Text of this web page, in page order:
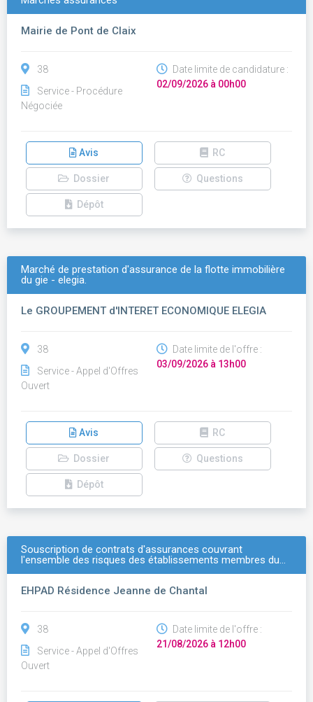
Mairie de Pont de Claix
38
Service - Procédure
Négociée
Date limite de candidature :
02/09/2026 à 00h00
Avis RC
Dossier Questions
Dépôt
Marché de prestation d'assurance de la flotte immobilière
du gie - elegia.
Le GROUPEMENT d'INTERET ECONOMIQUE ELEGIA
38
Service - Appel d'Offres
Ouvert
Date limite de l'offre :
03/09/2026 à 13h00
Avis RC
Dossier Questions
Dépôt
Souscription de contrats d'assurances couvrant
l'ensemble des risques des établissements membres du…
EHPAD Résidence Jeanne de Chantal
38
Service - Appel d'Offres
Ouvert
Date limite de l'offre :
21/08/2026 à 12h00